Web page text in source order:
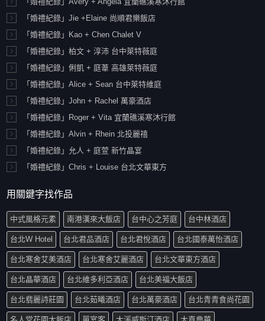
「婚禮紀錄」Jie +Elaine 尚順君樂飯店
「婚禮紀錄」Kao + Chen Chalet V
「婚禮紀錄」柏文 + 淳沛 台中萊特薇庭
「婚禮紀錄」俐凱 + 庭葦 高雄萊特薇庭
「婚禮紀錄」Alice + Sean 台中萊特維庭
「婚禮紀錄」John + Rachel 萬豪酒店
「婚禮紀錄」Roger + Vita 宜蘭礁溪寒沐行館
「婚禮紀錄」Alvin + Rhein 北投麗禧
「婚禮紀錄」允人 + 庭萱 新竹晶宴
「婚禮紀錄」Chris + Louise 台北文華東方
用關鍵字找作品
中式風格元素 南港漢來大飯店 台中心之芳庭 台中林酒店
台北W Hotel 台北君品酒店 台北君悅酒店 台北國泰萬怡酒店
台北寒舍艾美酒店 台北寒舍艾麗酒店 台北文華東方酒店
台北晶華酒店 台北維多利亞酒店 台北美福大飯店
台北翡麗詩莊園 台北茹曦酒店 台北萬豪酒店 台北青青食尚花園